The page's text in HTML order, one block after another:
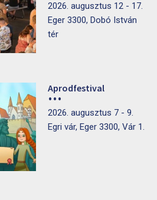
2026. augusztus 12 - 17.
Eger 3300, Dobó István
tér
Aprodfestival
2026. augusztus 7 - 9.
Egri vár, Eger 3300, Vár 1.